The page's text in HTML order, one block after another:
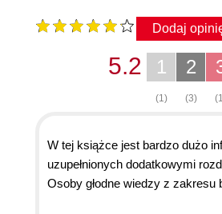
Dodaj
2
(3)
1
(1)
5.2
W tej książce jest bardzo dużo
uzupełnionych dodatkowymi
Osoby głodne wiedzy z zakresu
funkcjonowania komputerów po